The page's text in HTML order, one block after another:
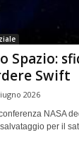
Spazio:
Swift
2026
NASA
per il